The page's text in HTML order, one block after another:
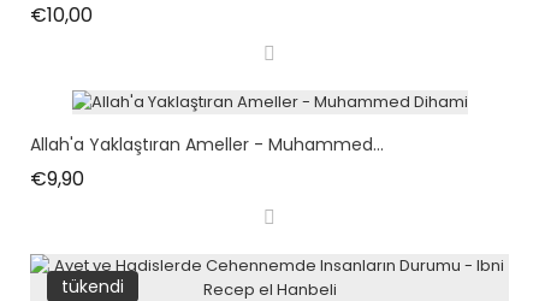
€10,00Fiyat
Allah'a Yaklaştıran Ameller - Muhammed...
€9,90Fiyat
tükendi